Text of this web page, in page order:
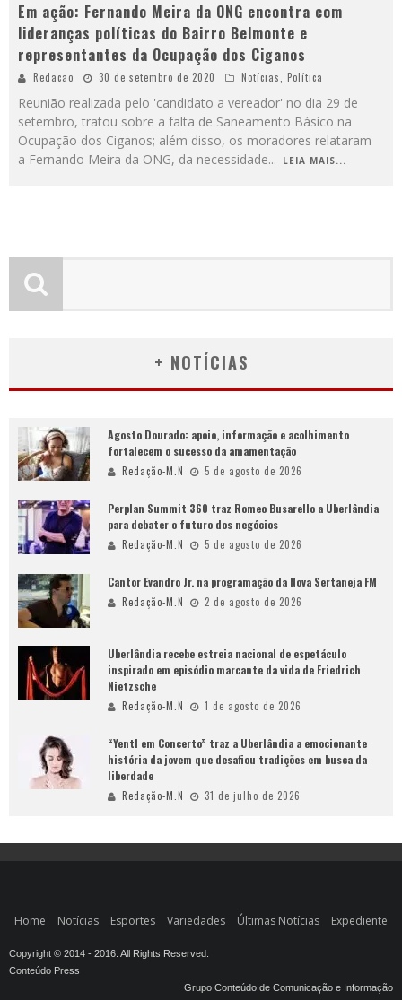
Em ação: Fernando Meira da ONG encontra com
lideranças políticas do Bairro Belmonte e
representantes da Ocupação dos Ciganos
Redacao 30 de setembro de 2020 Notícias, Política
Reunião realizada pelo 'candidato a vereador' no dia 29 de
setembro, tratou sobre a falta de Saneamento Básico na
Ocupação dos Ciganos; além disso, os moradores relataram
a Fernando Meira da ONG, da necessidade... LEIA MAIS...
+ NOTÍCIAS
Agosto Dourado: apoio, informação e acolhimento
fortalecem o sucesso da amamentação
Redação-M.N 5 de agosto de 2026
Perplan Summit 360 traz Romeo Busarello a Uberlândia
para debater o futuro dos negócios
Redação-M.N 5 de agosto de 2026
Cantor Evandro Jr. na programação da Nova Sertaneja FM
Redação-M.N 2 de agosto de 2026
Uberlândia recebe estreia nacional de espetáculo
inspirado em episódio marcante da vida de Friedrich
Nietzsche
Redação-M.N 1 de agosto de 2026
“Yentl em Concerto” traz a Uberlândia a emocionante
história da jovem que desafiou tradições em busca da
liberdade
Redação-M.N 31 de julho de 2026
Home Notícias Esportes Variedades Últimas Notícias Expediente
Copyright © 2014 - 2016. All Rights Reserved.
Conteúdo Press
Grupo Conteúdo de Comunicação e Informação